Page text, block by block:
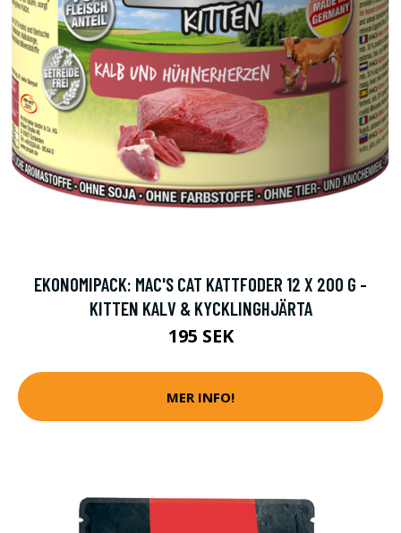
EKONOMIPACK: MAC'S CAT KATTFODER 12 X 200 G -
KITTEN KALV & KYCKLINGHJÄRTA
195 SEK
MER INFO!